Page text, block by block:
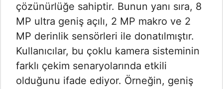
çözünürlüğe sahiptir. Bunun yanı sıra, 8
MP ultra geniş açılı, 2 MP makro ve 2
MP derinlik sensörleri ile donatılmıştır.
Kullanıcılar, bu çoklu kamera sisteminin
farklı çekim senaryolarında etkili
olduğunu ifade ediyor. Örneğin, geniş